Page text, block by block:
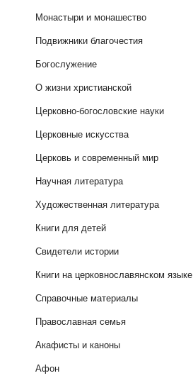
Монастыри и монашество
Подвижники благочестия
Богослужение
О жизни христианской
Церковно-богословские науки
Церковные искусства
Церковь и современный мир
Научная литература
Художественная литература
Книги для детей
Свидетели истории
Книги на церковнославянском языке
Справочные материалы
Православная семья
Акафисты и каноны
Афон